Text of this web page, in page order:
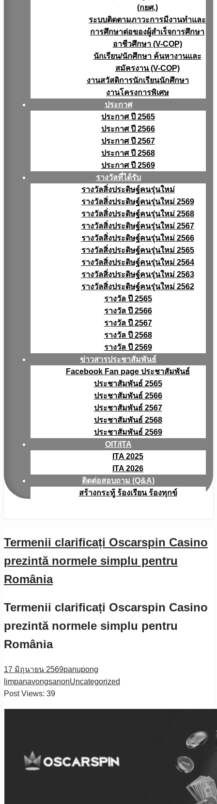
(กยศ.)
ระบบติดตามภาวะการมีงานทำและ
การศึกษาต่อของผู้สำเร็จการศึกษา
อาชีวศึกษา (V-COP)
นักเรียน/นักศึกษา ค้นหางานและ
สมัครงาน (V-COP)
งานสวัสดิการนักเรียนนักศึกษา
งานโครงการพิเศษ
ประกาศ
ประกาศ ปี 2565
ประกาศ ปี 2566
ประกาศ ปี 2567
ประกาศ ปี 2568
ประกาศ ปี 2569
รางวัลที่ได้รับ
รางวัลสิ่งประดิษฐ์คนรุ่นใหม่
รางวัลสิ่งประดิษฐ์คนรุ่นใหม่ 2569
รางวัลสิ่งประดิษฐ์คนรุ่นใหม่ 2568
รางวัลสิ่งประดิษฐ์คนรุ่นใหม่ 2567
รางวัลสิ่งประดิษฐ์คนรุ่นใหม่ 2566
รางวัลสิ่งประดิษฐ์คนรุ่นใหม่ 2565
รางวัลสิ่งประดิษฐ์คนรุ่นใหม่ 2564
รางวัลสิ่งประดิษฐ์คนรุ่นใหม่ 2563
รางวัลสิ่งประดิษฐ์คนรุ่นใหม่ 2562
รางวัล ปี 2565
รางวัล ปี 2566
รางวัล ปี 2567
รางวัล ปี 2568
รางวัล ปี 2569
ข่าวสารประชาสัมพันธ์
Facebook Fan page ประชาสัมพันธ์
ประชาสัมพันธ์ 2565
ประชาสัมพันธ์ 2566
ประชาสัมพันธ์ 2567
ประชาสัมพันธ์ 2568
ประชาสัมพันธ์ 2569
OIT/ITA
ITA 2025
ITA 2026
ติดต่อสอบถาม (Q&A)
สร้างกระทู้ ร้องเรียน ร้องทุกข์
Termenii clarificați Oscarspin Casino
prezintă normele simplu pentru
România
Termenii clarificați Oscarspin Casino
prezintă normele simplu pentru
România
17 มิถุนายน 2569panupong
limpanavongsanonUncategorized
Post Views: 39